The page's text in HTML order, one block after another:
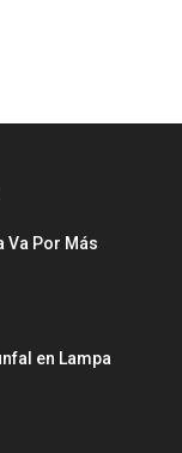
Va Por Más
en Lampa